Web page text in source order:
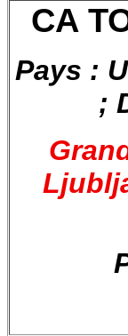
CA
Pays :
;